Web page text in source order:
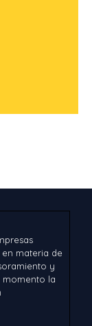
en materia de
y
la